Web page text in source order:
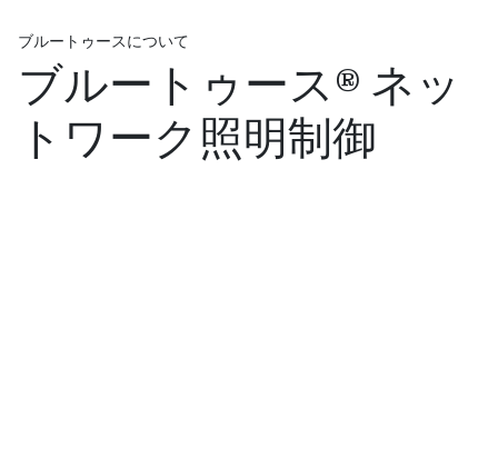
ブルートゥースについて
ブルートゥース® ネッ
トワーク照明制御